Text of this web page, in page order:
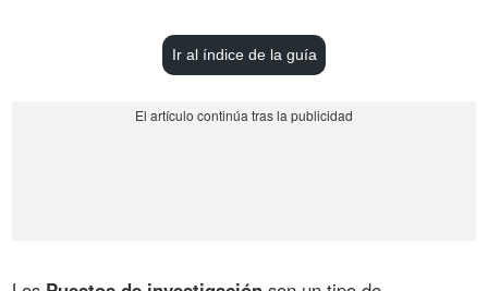
Ir al índice de la guía